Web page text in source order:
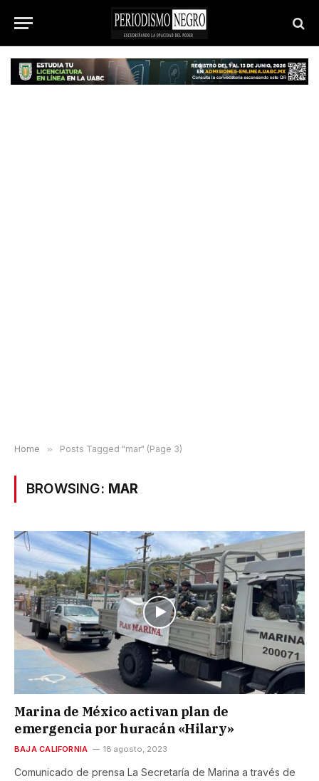
Home » Posts Tagged "mar" (Page 3)
BROWSING: MAR
Marina de México activan plan de
emergencia por huracán «Hilary»
BAJA CALIFORNIA 18 agosto, 2023
Comunicado de prensa La Secretaría de Marina a través de